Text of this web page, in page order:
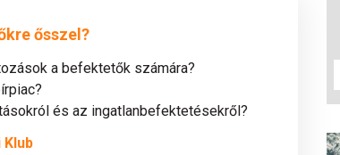
ősszel?
a befektetők számára?
és az ingatlanbefektetésekről?